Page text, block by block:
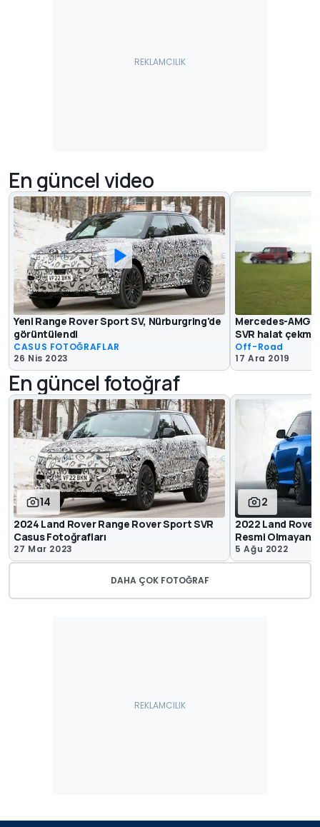
En güncel video
Yeni Range Rover Sport SV, Nürburgring'de
görüntülendi
CASUS FOTOĞRAFLAR
26 Nis 2023
Mercedes-AMG
SVR halat çekme
Off-Road
17 Ara 2019
En güncel fotoğraf
14
2024 Land Rover Range Rover Sport SVR
Casus Fotoğrafları
27 Mar 2023
2
2022 Land
Resmi Olmayan
5 Ağu 2022
DAHA ÇOK FOTOĞRAF